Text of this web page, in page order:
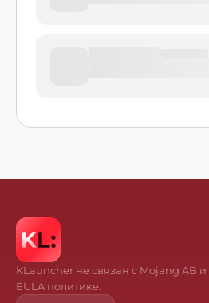
KLauncher не связан с Mojang AB
EULA политике.